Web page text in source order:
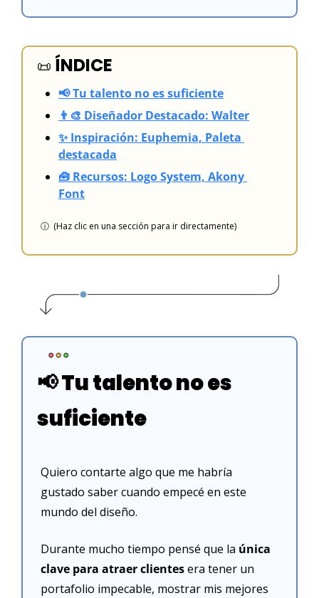
📜 ÍNDICE
📢 Tu talento no es suficiente
👨‍🎨 Diseñador Destacado: Walter
✨ Inspiración: Euphemia, Paleta
destacada
🧰 Recursos: Logo System, Akony
Font
ⓘ  (Haz clic en una sección para ir directamente)
📢 Tu talento no es
suficiente
Quiero contarte algo que me habría
gustado saber cuando empecé en este
mundo del diseño.
Durante mucho tiempo pensé que la única
clave para atraer clientes era tener un
portafolio impecable, mostrar mis mejores